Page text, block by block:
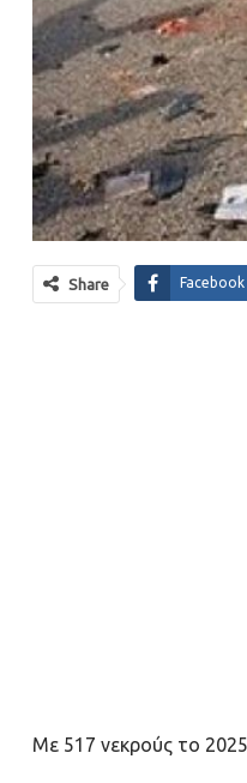
Share Facebook
Με 517 νεκρούς το